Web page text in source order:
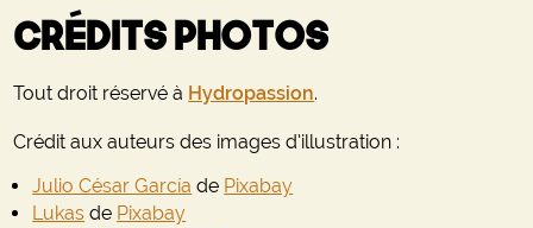
Crédits photos
Tout droit réservé à Hydropassion.
Crédit aux auteurs des images d’illustration :
Julio César García de Pixabay
Lukas de Pixabay